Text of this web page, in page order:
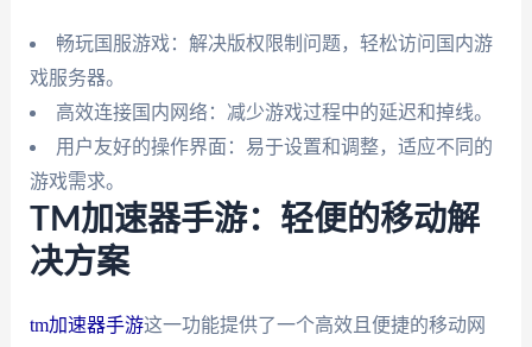
畅玩国服游戏：解决版权限制问题，轻松访问国内游
戏服务器。
高效连接国内网络：减少游戏过程中的延迟和掉线。
用户友好的操作界面：易于设置和调整，适应不同的
游戏需求。
TM加速器手游：轻便的移动解
决方案
tm加速器手游这一功能提供了一个高效且便捷的移动网